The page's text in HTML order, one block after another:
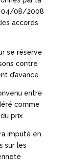
04/08/2008
accords
se réserve
contre
d’avance.
entre
comme
prix.
imputé en
sur les